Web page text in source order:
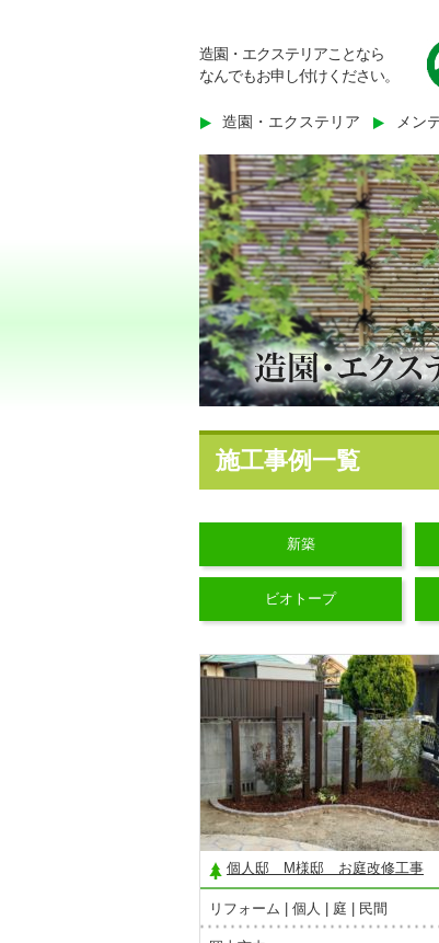
造園・エクステリアことなら
なんでもお申し付けください。
造園・エクステリア メン
施工事例一覧
新築
ビオトープ
個人邸 M様邸 お庭改修工事
リフォーム 個人 庭 民間